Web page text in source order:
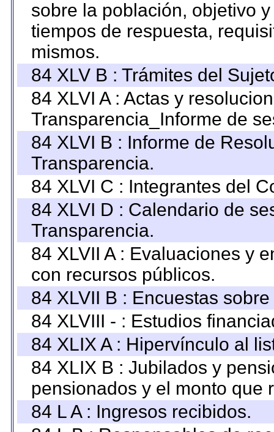
sobre la población, objetivo
tiempos de respuesta,
mismos.
84 XLV B : Trámites del
84 XLVI A : Actas y
Transparencia_Informe de
84 XLVI B : Informe de
Transparencia.
84 XLVI C : Integrantes del
84 XLVI D : Calendario de
Transparencia.
84 XLVII A : Evaluaciones y
con recursos públicos.
84 XLVII B : Encuestas
84 XLVIII - : Estudios
84 XLIX A : Hipervínculo al
84 XLIX B : Jubilados y
pensionados y el monto que
84 L A : Ingresos recibidos.